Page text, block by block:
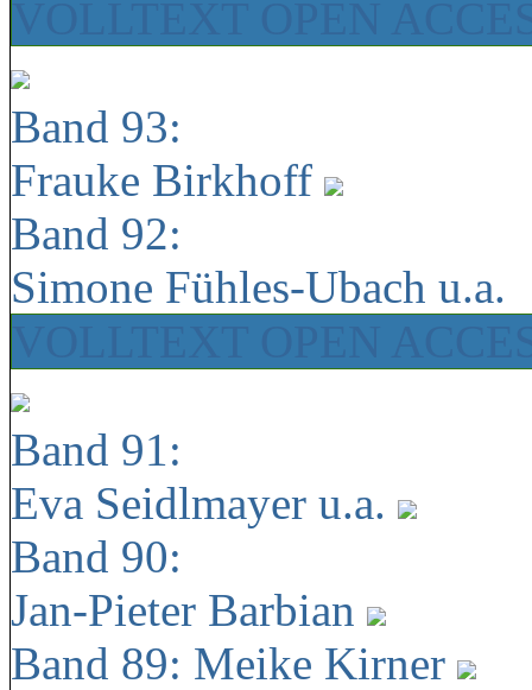
Band 93:
Frauke Birkhoff
Band 92:
Simone Fühles-Ubach u.a.
Band 91:
Eva Seidlmayer u.a.
Band 90:
Jan-Pieter Barbian
Band 89: Meike Kirner